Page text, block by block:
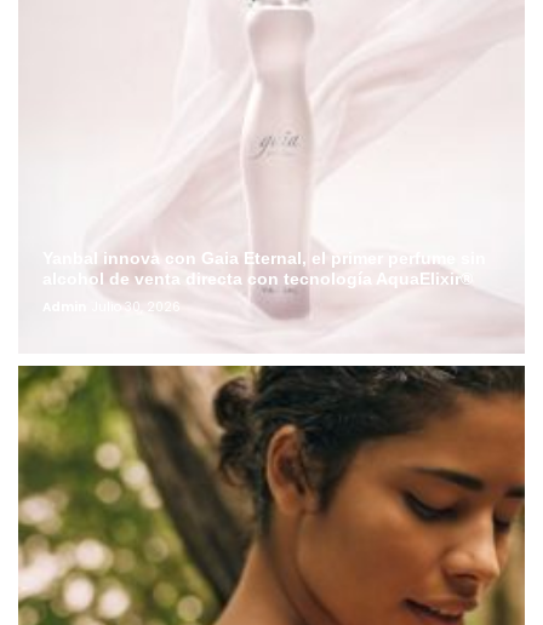
Yanbal innova con Gaia Eternal, el primer perfume sin
alcohol de venta directa con tecnología AquaElixir®
Julio 30, 2026